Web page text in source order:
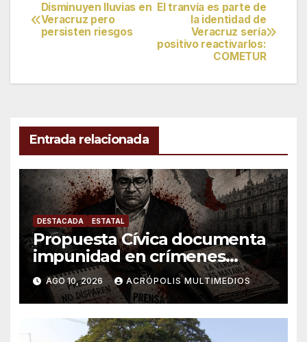
Navegación
de
El tranvía es parte de
la identidad de
Veracruz sería
positivo reactivarlos:
COMETUR
Disminuyen lluvias en
Veracruz pero
persisten riesgos
Entrada relacionada
DESTACADA ESTATAL
Propuesta Cívica documenta
impunidad en crímenes
contra periodistas en
Veracruz
AGO 10, 2026 ACRÓPOLIS MULTIMEDIOS